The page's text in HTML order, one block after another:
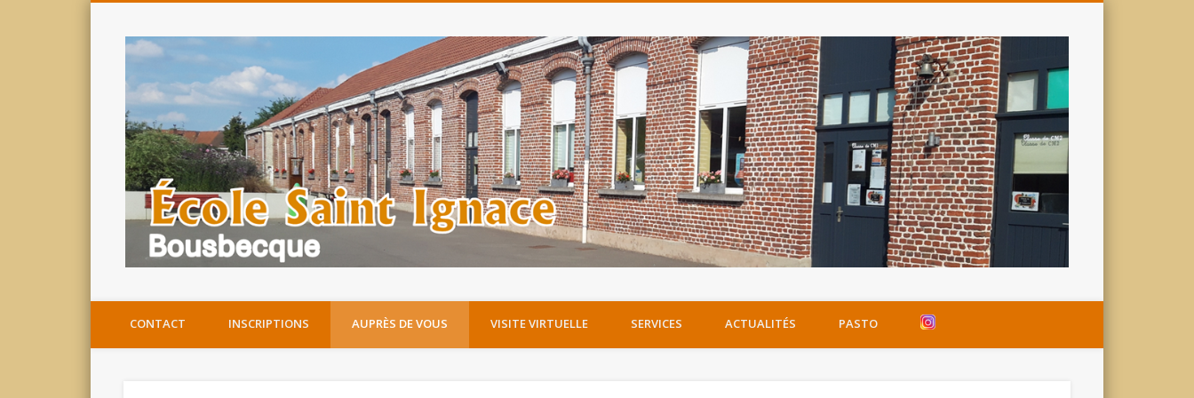
Ignace
CONTACT INSCRIPTIONS AUPRÈS DE VOUS VISITE VIRTUELLE SERVICES ACTUALITÉS PASTO